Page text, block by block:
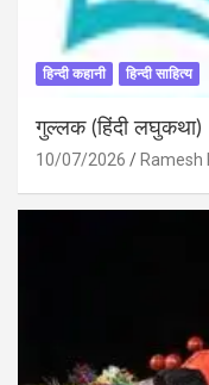
हिन्दी कहानी हिन्दी साहित्य
गुल्लक (हिंदी लघुकथा)
10/07/2026 Ramesh